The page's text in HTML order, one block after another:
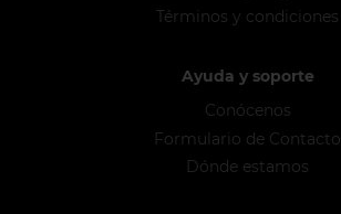
Términos y condiciones
Ayuda y soporte
Conócenos
Formulario de Contacto
Dónde estamos